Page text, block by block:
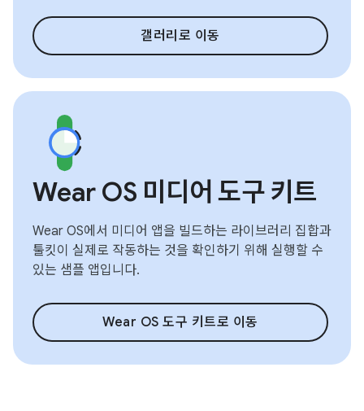
갤러리로 이동
Wear OS 미디어 도구 키트
Wear OS에서 미디어 앱을 빌드하는 라이브러리 집합과
툴킷이 실제로 작동하는 것을 확인하기 위해 실행할 수
있는 샘플 앱입니다.
Wear OS 도구 키트로 이동